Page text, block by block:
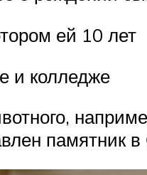
ей 10 лет
и колледже
памятник